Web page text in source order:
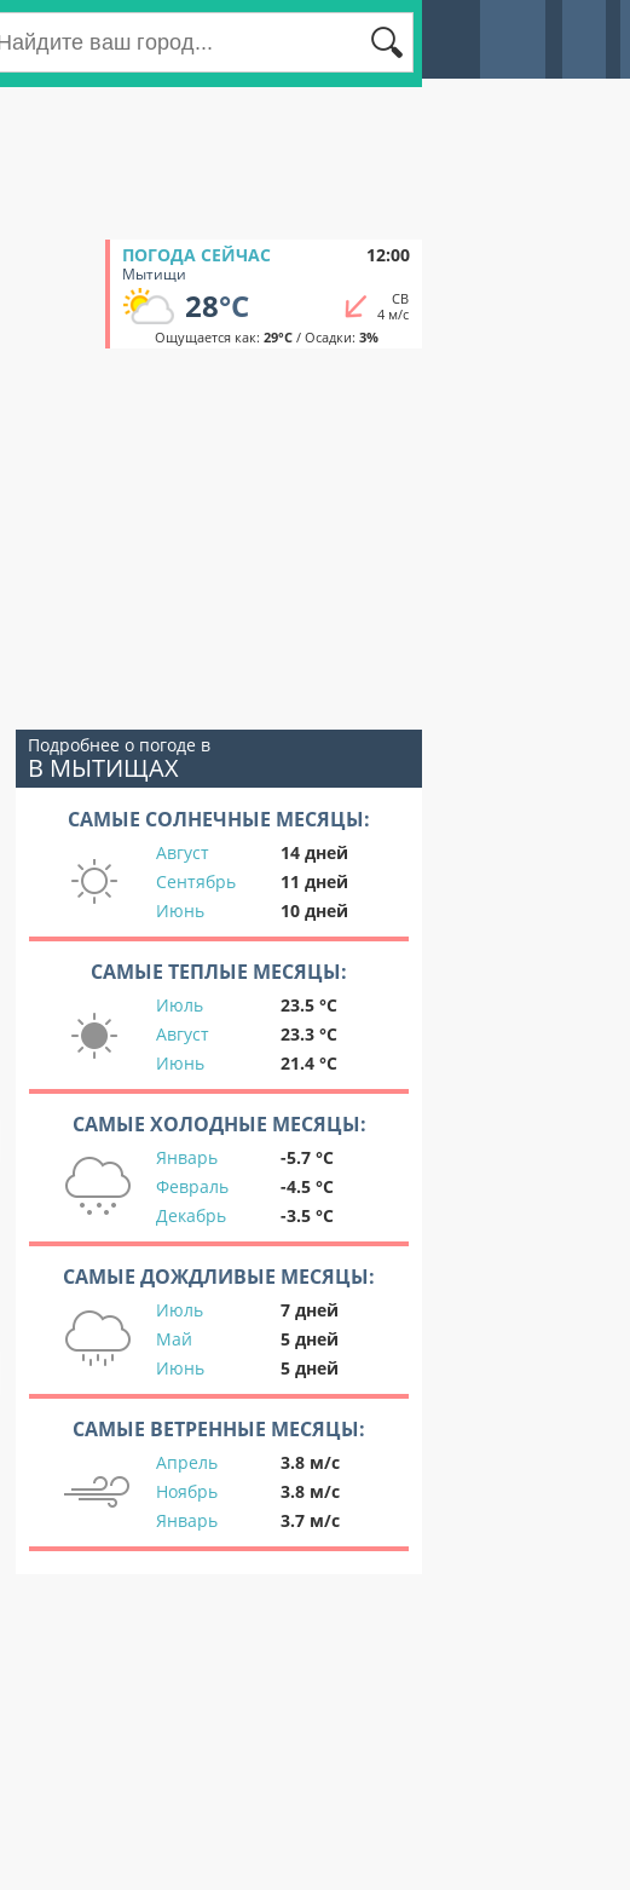
ПОГОДА СЕЙЧАС 12:00
Мытищи
28°C
СВ
4 м/с
Ощущается как: 29°C/ Осадки: 3%
Подробнее о погоде в
В МЫТИЩАХ
САМЫЕ СОЛНЕЧНЫЕ МЕСЯЦЫ:
Август
14 дней
Сентябрь
11 дней
Июнь
10 дней
САМЫЕ ТЕПЛЫЕ МЕСЯЦЫ:
Июль
23.5 °C
Август
23.3 °C
Июнь
21.4 °C
САМЫЕ ХОЛОДНЫЕ МЕСЯЦЫ:
Январь
-5.7 °C
Февраль
-4.5 °C
Декабрь
-3.5 °C
САМЫЕ ДОЖДЛИВЫЕ МЕСЯЦЫ:
Июль
7 дней
Май
5 дней
Июнь
5 дней
САМЫЕ ВЕТРЕННЫЕ МЕСЯЦЫ:
Апрель
3.8 м/с
Ноябрь
3.8 м/с
Январь
3.7 м/с